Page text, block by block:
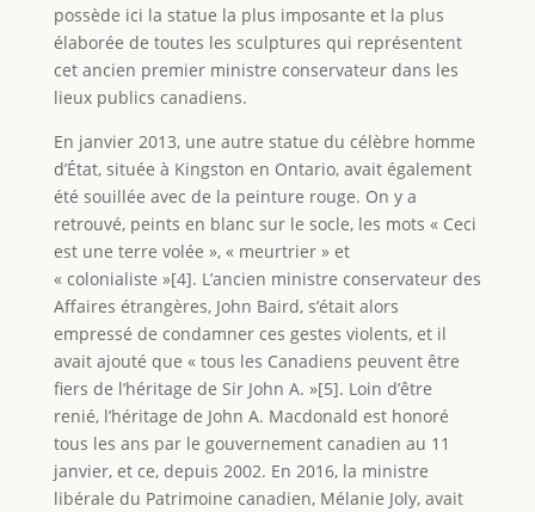
possède ici la statue la plus imposante et la plus
élaborée de toutes les sculptures qui représentent
cet ancien premier ministre conservateur dans les
lieux publics canadiens.
En janvier 2013, une autre statue du célèbre homme
d’État, située à Kingston en Ontario, avait également
été souillée avec de la peinture rouge. On y a
retrouvé, peints en blanc sur le socle, les mots « Ceci
est une terre volée », « meurtrier » et
« colonialiste »[4]. L’ancien ministre conservateur des
Affaires étrangères, John Baird, s’était alors
empressé de condamner ces gestes violents, et il
avait ajouté que « tous les Canadiens peuvent être
fiers de l’héritage de Sir John A. »[5]. Loin d’être
renié, l’héritage de John A. Macdonald est honoré
tous les ans par le gouvernement canadien au 11
janvier, et ce, depuis 2002. En 2016, la ministre
libérale du Patrimoine canadien, Mélanie Joly, avait